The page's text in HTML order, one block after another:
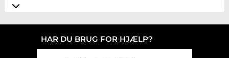
HAR DU BRUG FOR HJÆLP?